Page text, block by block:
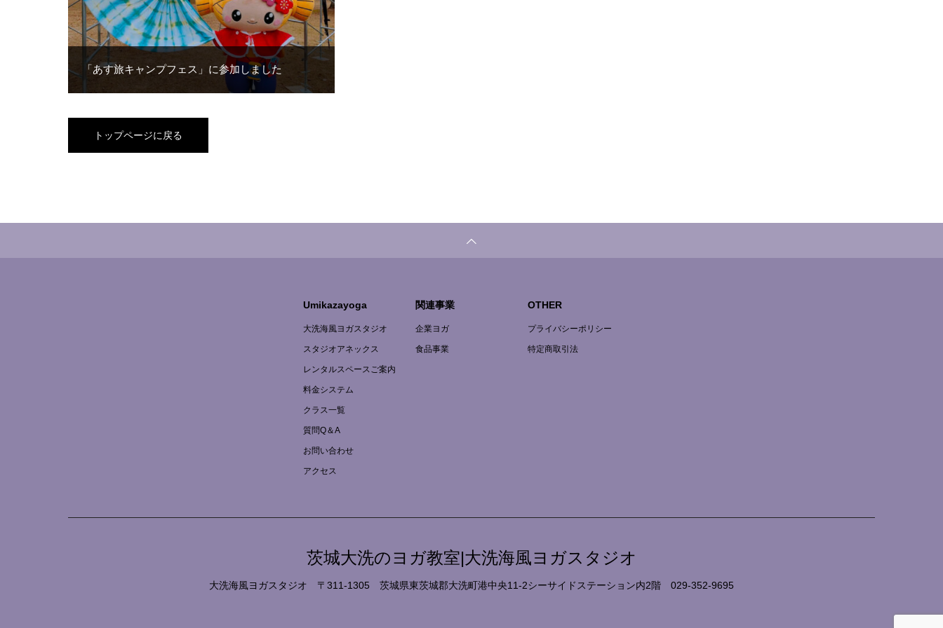
「あす旅キャンプフェス」に参加しました
トップページに戻る
Umikazayoga
大洗海風ヨガスタジオ
スタジオアネックス
レンタルスペースご案内
料金システム
クラス一覧
質問Q＆A
お問い合わせ
アクセス
関連事業
企業ヨガ
食品事業
OTHER
プライバシーポリシー
特定商取引法
茨城大洗のヨガ教室|大洗海風ヨガスタジオ
大洗海風ヨガスタジオ 〒311-1305 茨城県東茨城郡大洗町港中央11-2シーサイドステーション内2階 029-352-9695